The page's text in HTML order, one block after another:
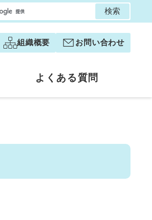
検索
組織概要 お問い合わせ
よくある質問